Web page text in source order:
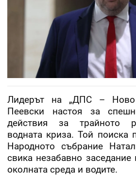
Лидерът на „ДПС – Ново
Пеевски настоя за
действия за трайното
водната криза. Той поиска
Народното събрание
свика незабавно
околната среда и водите.